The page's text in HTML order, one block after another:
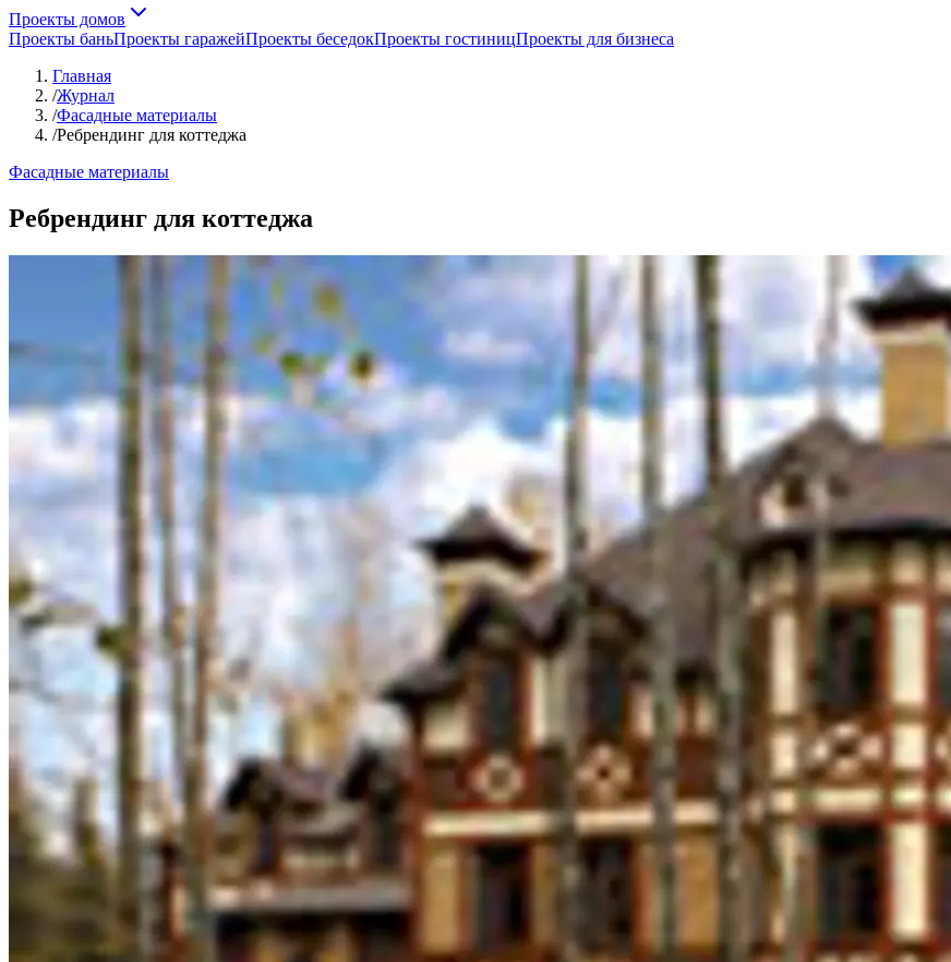
Проекты домов
Проекты баньПроекты гаражейПроекты беседокПроекты гостиницПроекты для бизнеса
Главная
/Журнал
/Фасадные материалы
/Ребрендинг для коттеджа
Фасадные материалы
Ребрендинг для коттеджа